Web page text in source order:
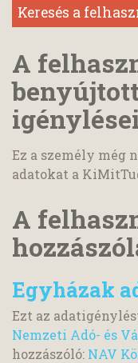
A
Ez a személy még
adatokat a
A
Egyházak
Ezt az
Nemzeti Adó- és
hozzászóló: NAV